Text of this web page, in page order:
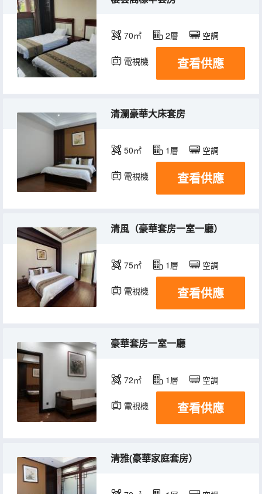
70㎡ 2層 空調
電視機 查看供應
清瀾豪華大床套房
50㎡ 1層 空調
電視機 查看供應
清風（豪華套房一室一廳）
75㎡ 1層 空調
電視機 查看供應
豪華套房一室一廳
72㎡ 1層 空調
電視機 查看供應
清雅(豪華家庭套房）